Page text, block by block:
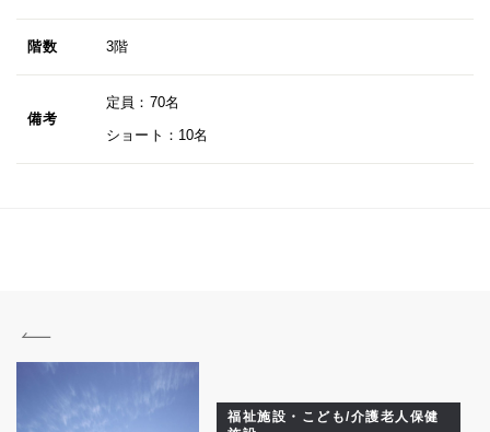
階数 3階
備考
定員：70名
ショート：10名
福祉施設・こども/介護老人保健